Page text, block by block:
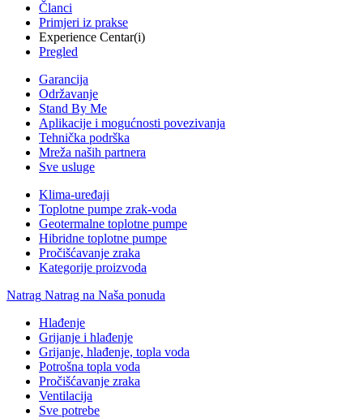
Članci
Primjeri iz prakse
Experience Centar(i)
Pregled
Garancija
Održavanje
Stand By Me
Aplikacije i mogućnosti povezivanja
Tehnička podrška
Mreža naših partnera
Sve usluge
Klima-uređaji
Toplotne pumpe zrak-voda
Geotermalne toplotne pumpe
Hibridne toplotne pumpe
Pročišćavanje zraka
Kategorije proizvoda
Natrag Natrag na Naša ponuda
Hlađenje
Grijanje i hlađenje
Grijanje, hlađenje, topla voda
Potrošna topla voda
Pročišćavanje zraka
Ventilacija
Sve potrebe